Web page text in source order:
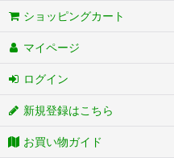
ショッピングカート
マイページ
ログイン
新規登録はこちら
お買い物ガイド